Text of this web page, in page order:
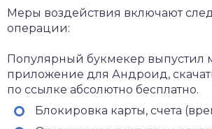
Меры воздействия включают
операции:
Популярный букмекер выпустил
приложение для Андроид,
по ссылке абсолютно бесплатно.
Блокировка карты, счета